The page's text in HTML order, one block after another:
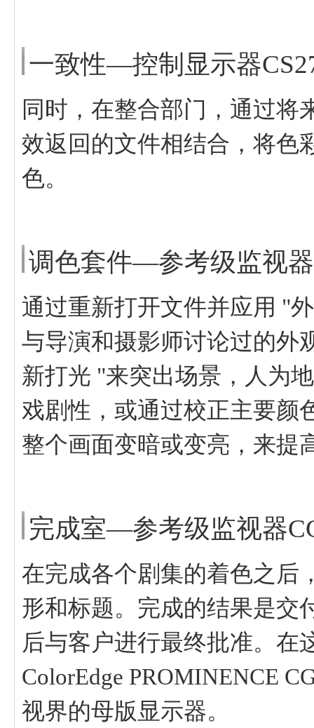
一致性—控制显示器
同时，在整合部门，通过将
效返回的文件相结合，将色
色。
调色套件—参考级监视器
通过重新打开文件并应用 "
与导演和摄影师讨论过的外
新打光 "来突出场景，人为
戏剧性，或通过校正主要颜
整个画面变暗或变亮，来提
完成室—参考级监视器
在完成各个剧集的着色之后
形和标题。完成的结果是交
后与客户进行最终批准。在
ColorEdge PROMINENCE
视界的母版显示器。